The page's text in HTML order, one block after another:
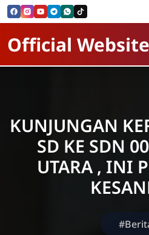
Skip to Content
KUNJUNGAN
SD KE SDN
UTARA , INI